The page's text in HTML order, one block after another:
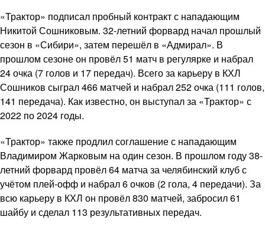
«Трактор» подписал пробный контракт с нападающим
Никитой Сошниковым. 32-летний форвард начал прошлый
сезон в «Сибири», затем перешёл в «Адмирал». В
прошлом сезоне он провёл 51 матч в регулярке и набрал
24 очка (7 голов и 17 передач). Всего за карьеру в КХЛ
Сошников сыграл 466 матчей и набрал 252 очка (111 голов,
141 передача). Как известно, он выступал за «Трактор» с
2022 по 2024 годы.
«Трактор» также продлил соглашение с нападающим
Владимиром Жарковым на один сезон. В прошлом году 38-
летний форвард провёл 64 матча за челябинский клуб с
учётом плей-офф и набрал 6 очков (2 гола, 4 передачи). За
всю карьеру в КХЛ он провёл 830 матчей, забросил 61
шайбу и сделал 113 результативных передач.